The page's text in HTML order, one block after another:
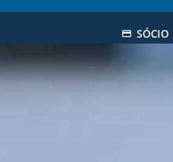
SÓCIO